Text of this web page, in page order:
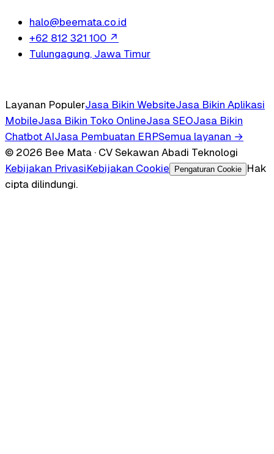
halo@beemata.co.id
+62 812 321 100 ↗
Tulungagung, Jawa Timur
Layanan PopulerJasa Bikin WebsiteJasa Bikin Aplikasi
MobileJasa Bikin Toko OnlineJasa SEOJasa Bikin
Chatbot AIJasa Pembuatan ERPSemua layanan →
© 2026 Bee Mata · CV Sekawan Abadi Teknologi
Kebijakan PrivasiKebijakan Cookie Pengaturan Cookie
Hak
cipta dilindungi.